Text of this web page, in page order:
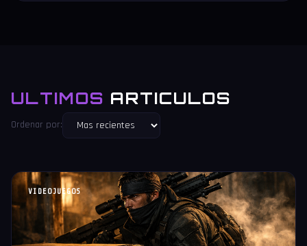
ULTIMOS ARTICULOS
Ordenar por:
VIDEOJUEGOS